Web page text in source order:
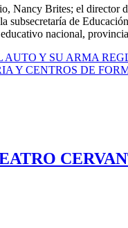
Nancy Brites; el
de
nacional,
Y SU ARMA
Y CENTROS DE